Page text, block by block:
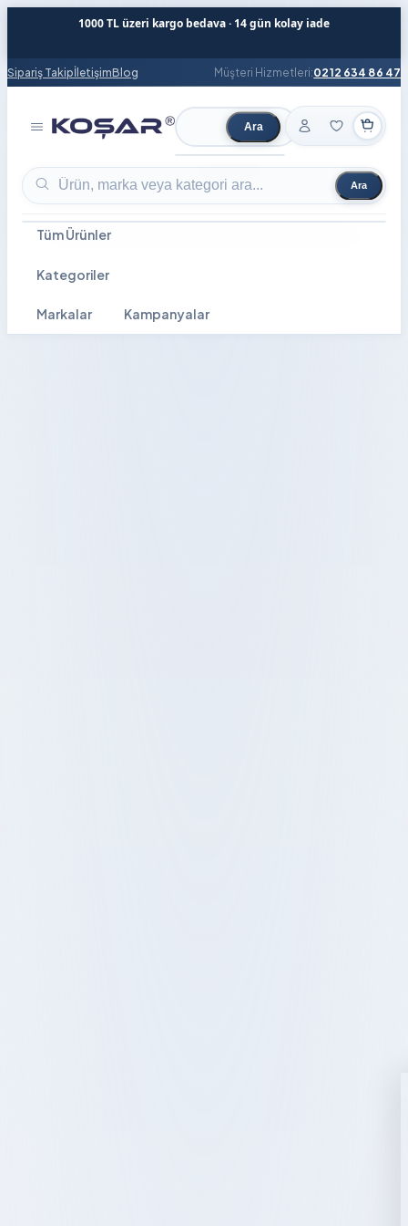
1000 TL üzeri kargo bedava · 14 gün kolay iade
Sipariş TakipİletişimBlog Müşteri Hizmetleri:0212 634 86 47
Ürün ara Ara
Ürün ara Ara
Tüm Ürünler
Kategoriler
Markalar Kampanyalar